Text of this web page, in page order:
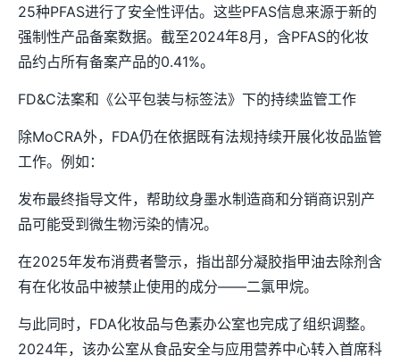
25种PFAS进行了安全性评估。这些PFAS信息来源于新的
强制性产品备案数据。截至2024年8月，含PFAS的化妆
品约占所有备案产品的0.41%。
FD&C法案和《公平包装与标签法》下的持续监管工作
除MoCRA外，FDA仍在依据既有法规持续开展化妆品监管
工作。例如：
发布最终指导文件，帮助纹身墨水制造商和分销商识别产
品可能受到微生物污染的情况。
在2025年发布消费者警示，指出部分凝胶指甲油去除剂含
有在化妆品中被禁止使用的成分——二氯甲烷。
与此同时，FDA化妆品与色素办公室也完成了组织调整。
2024年，该办公室从食品安全与应用营养中心转入首席科